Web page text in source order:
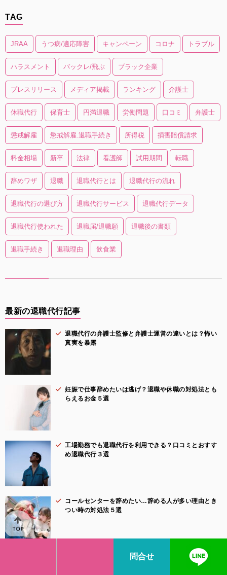
TAG
JRAA うつ病/適応障害 キャンペーン コロナ トラブル
ハラスメント バックレ/飛ぶ ブラック企業
プレスリリース メディア掲載 ランキング 介護士
休職代行 保育士 円満退職 労働問題 口コミ 弁護士
懲戒解雇 懲戒解雇.退職手続き 所得税 損害賠償請求
料金相場 新卒 法律 看護師 試用期間 転職
辞めワザ 退職 退職代行とは 退職代行の流れ
退職代行の選び方 退職代行サービス 退職代行データ
退職代行使われた 退職届/退職願 退職後の書類
退職手続き 退職理由 飲食業
最新の退職代行記事
退職代行の弁護士監修と弁護士運営の違いとは？怖い
真実を暴露
妊娠で仕事辞めたいは逃げ？退職や休職の対処法とも
らえるお金５選
工場勤務でも退職代行を利用できる？口コミとおすす
め退職代行３選
コールセンターを辞めたい…辞める人が多い理由とき
つい時の対処法５選
生保レディを辞めたい理由とすぐ辞めれる対処法一
問合せ